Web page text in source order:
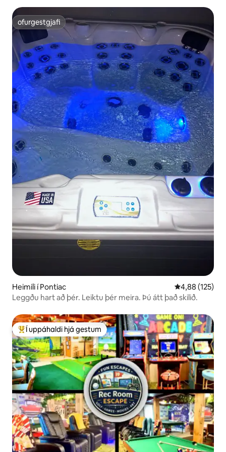
ofurgestgjafi
ofurgestgjafi
Heimili í Pontiac 4,88 af 5 í
4,88 (125)
Leggðu hart að þér. Leiktu þér meira. Þú átt það skilið.
Í mestu uppáhaldi hjá gestum
Í uppáhaldi hjá gestum